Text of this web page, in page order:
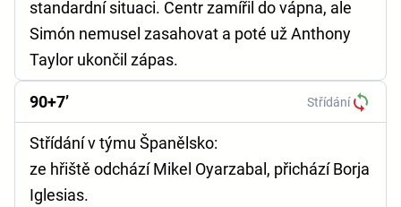
standardní situaci. Centr zamířil do vápna, ale
Simón nemusel zasahovat a poté už Anthony
Taylor ukončil zápas.
90+7’ Střídání
Střídání v týmu Španělsko:
ze hřiště odchází Mikel Oyarzabal, přichází Borja
Iglesias.